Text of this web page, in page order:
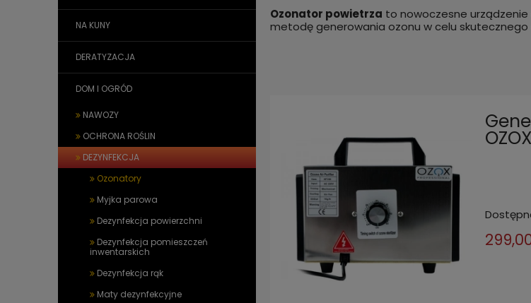
NA KUNY
DERATYZACJA
DOM I OGRÓD
NAWOZY
OCHRONA ROŚLIN
DEZYNFEKCJA
Ozonatory
Myjka parowa
Dezynfekcja powierzchni
Dezynfekcja pomieszczeń
inwentarskich
Dezynfekcja rąk
Maty dezynfekcyjne
Ozonator powietrza to nowoczesne urządzenie
metodę generowania ozonu w celu